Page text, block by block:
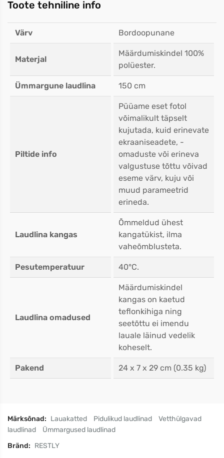
Toote tehniline info
Värv Bordoopunane
Materjal
Määrdumiskindel 100%
polüester.
Ümmargune laudlina 150 cm
Piltide info
Püüame eset fotol
võimalikult täpselt
kujutada, kuid erinevate
ekraaniseadete, -
omaduste või erineva
valgustuse tõttu võivad
eseme värv, kuju või
muud parameetrid
erineda.
Laudlina kangas
Õmmeldud ühest
kangatükist, ilma
vaheõmblusteta.
Pesutemperatuur 40°C.
Laudlina omadused
Määrdumiskindel
kangas on kaetud
teflonkihiga ning
seetõttu ei imendu
lauale läinud vedelik
koheselt.
Pakend 24 x 7 x 29 cm (0.35 kg)
Märksõnad: Lauakatted Pidulikud laudlinad
Vetthülgavad
laudlinad
Ümmargused laudlinad
Bränd: RESTLY